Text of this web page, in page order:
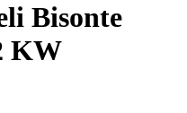
Bisonte
KW